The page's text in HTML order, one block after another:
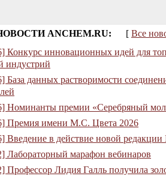
ANCHEM.RU: [ Все
Конкурс инновационных идей для
индустрий
База данных растворимости
Номинанты премии «Серебряный
Премия имени М.С. Цвета 2026
Введение в действие новой
Лабораторный марафон вебинаров
Профессор Лидия Галль получила